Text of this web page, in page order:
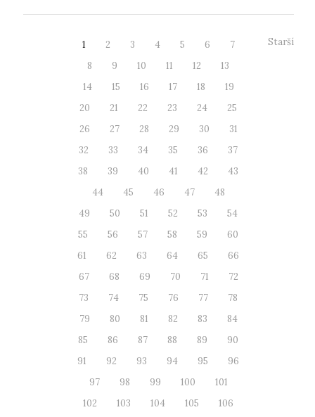
1 2 3 4 5 6
7
8
9 10 11 12
13
14
15 16 17 18
19
20
21 22 23 24
25
26
27 28 29 30
31
32
33 34 35 36
37
38
39 40 41 42
43
44
45 46 47
48
49
50 51 52 53
54
55
56 57 58 59
60
61
62 63 64 65
66
67
68 69 70 71
72
73
74 75 76 77
78
79
80 81 82 83
84
85
86 87 88 89
90
91
92 93 94 95
96
97
98 99 100
101
102
103 104 105
106
Starší